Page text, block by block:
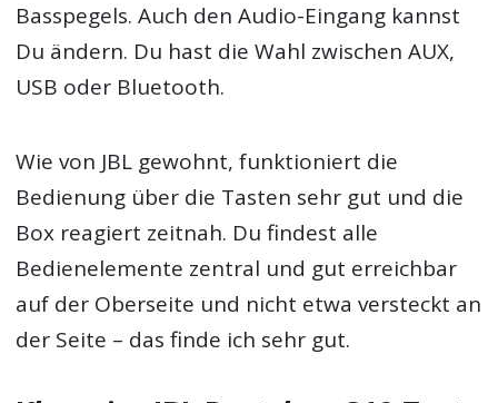
Basspegels. Auch den Audio-Eingang kannst
Du ändern. Du hast die Wahl zwischen AUX,
USB oder Bluetooth.
Wie von JBL gewohnt, funktioniert die
Bedienung über die Tasten sehr gut und die
Box reagiert zeitnah. Du findest alle
Bedienelemente zentral und gut erreichbar
auf der Oberseite und nicht etwa versteckt an
der Seite – das finde ich sehr gut.